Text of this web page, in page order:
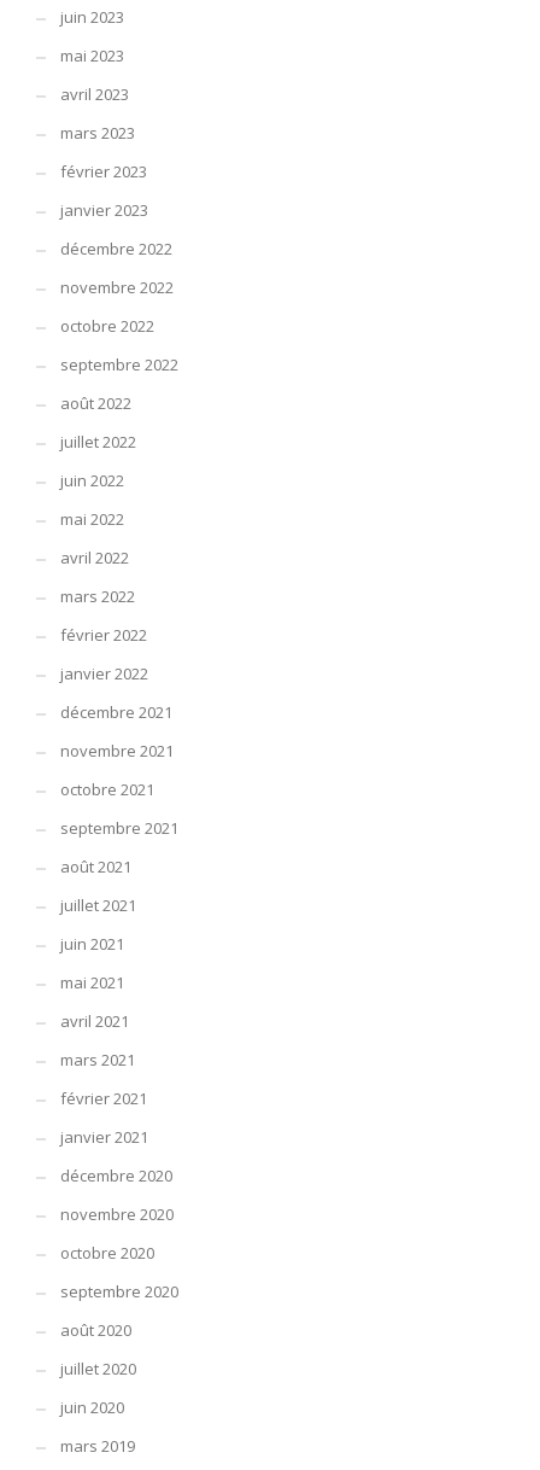
juin 2023
mai 2023
avril 2023
mars 2023
février 2023
janvier 2023
décembre 2022
novembre 2022
octobre 2022
septembre 2022
août 2022
juillet 2022
juin 2022
mai 2022
avril 2022
mars 2022
février 2022
janvier 2022
décembre 2021
novembre 2021
octobre 2021
septembre 2021
août 2021
juillet 2021
juin 2021
mai 2021
avril 2021
mars 2021
février 2021
janvier 2021
décembre 2020
novembre 2020
octobre 2020
septembre 2020
août 2020
juillet 2020
juin 2020
mars 2019